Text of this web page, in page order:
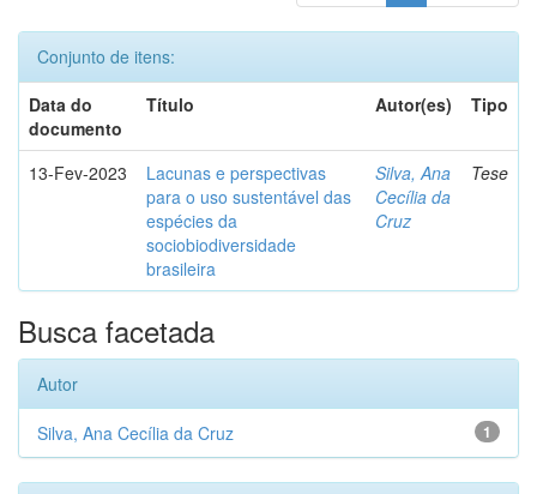
Conjunto de itens:
Data do
documento
Título Autor(es) Tipo
13-Fev-2023
Lacunas e perspectivas
para o uso sustentável das
espécies da
sociobiodiversidade
brasileira
Silva, Ana
Cecília da
Cruz
Tese
Busca facetada
Autor
1
Silva, Ana Cecília da Cruz